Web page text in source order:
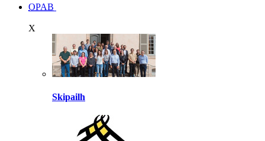
OPAB
X
Skipailh